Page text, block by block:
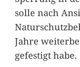
solle nach
Jahre
gefestigt habe.